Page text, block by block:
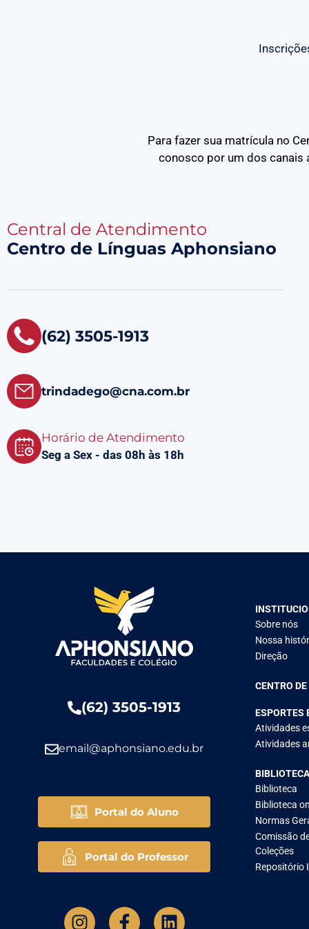
Para fazer sua matrícula no
conosco por um dos canais
Central de Atendimento
Centro de Línguas Aphonsiano
(62) 3505-1913
trindadego@cna.com.br
Horário de Atendimento
Seg a Sex - das 08h às 18h
(62) 3505-1913
email@aphonsiano.edu.br
Portal do Aluno
Portal do Professor
Sobre nós
Nossa
Direção
CENTRO
ESPORTES
Atividades
Atividades
BIBLIOTECA
Biblioteca
Biblioteca
Normas
Comissão
Coleções
Repositório